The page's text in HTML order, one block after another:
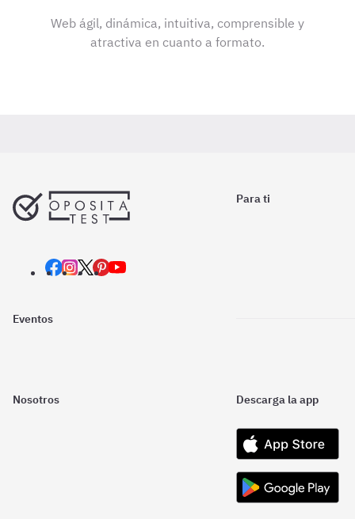
Web ágil, dinámica, intuitiva, comprensible y
atractiva en cuanto a formato.
Para ti
Eventos
Nosotros Descarga la app